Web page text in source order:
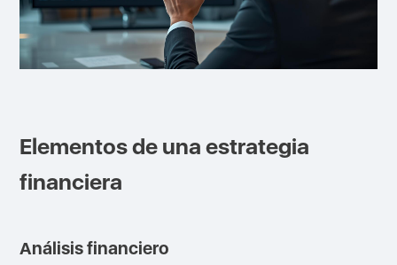
Elementos de una estrategia
financiera
Análisis financiero